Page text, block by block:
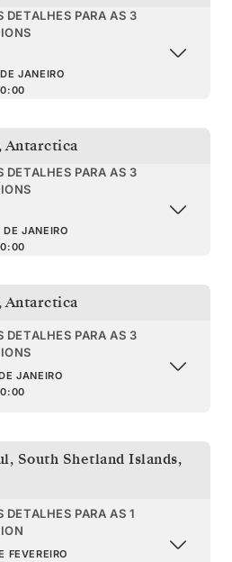
DETALHES PARA AS 3
JANEIRO
,Antarctica
DETALHES PARA AS 3
JANEIRO
,Antarctica
DETALHES PARA AS 3
JANEIRO
, South Shetland Islands,
DETALHES PARA AS 1
FEVEREIRO